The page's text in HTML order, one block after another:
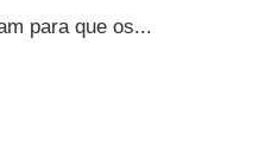
para que os...